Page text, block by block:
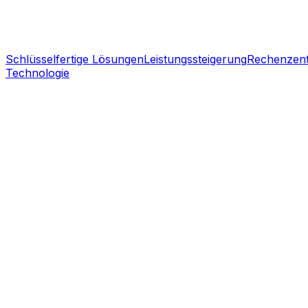
Schlüsselfertige LösungenLeistungssteigerung
Technologie